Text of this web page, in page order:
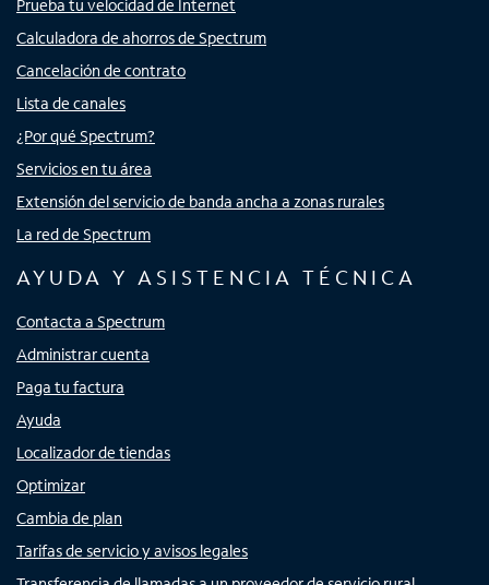
Prueba tu velocidad de Internet
Calculadora de ahorros de Spectrum
Cancelación de contrato
Lista de canales
¿Por qué Spectrum?
Servicios en tu área
Extensión del servicio de banda ancha a zonas rurales
La red de Spectrum
AYUDA Y ASISTENCIA TÉCNICA
Contacta a Spectrum
Administrar cuenta
Paga tu factura
Ayuda
Localizador de tiendas
Optimizar
Cambia de plan
Tarifas de servicio y avisos legales